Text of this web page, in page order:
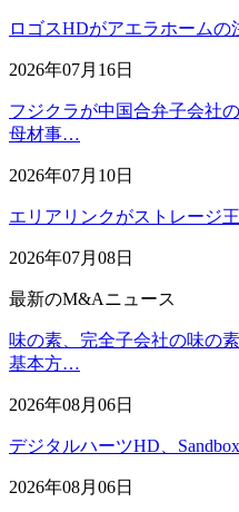
ロゴスHDがアエラホーム
2026年07月16日
フジクラが中国合弁子会社
母材事…
2026年07月10日
エリアリンクがストレージ
2026年07月08日
最新のM&Aニュース
味の素、完全子会社の味の
基本方…
2026年08月06日
デジタルハーツHD、
2026年08月06日